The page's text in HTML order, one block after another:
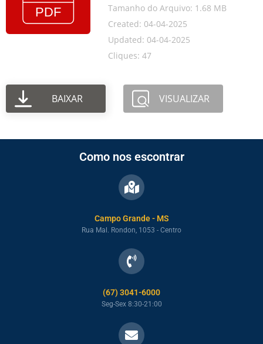
Tamanho do Arquivo: 1.68 MB
Created: 04-04-2025
Updated: 04-04-2025
Cliques: 47
BAIXAR VISUALIZAR
Como nos escontrar
Campo Grande - MS
Rua Mal. Rondon, 1053 - Centro
(67) 3041-6000
Seg-Sex 8:30-21:00